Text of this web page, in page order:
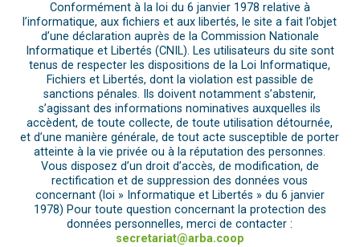
Conformément à la loi du 6 janvier 1978 relative à
l’informatique, aux fichiers et aux libertés, le site a fait l’objet
d’une déclaration auprès de la Commission Nationale
Informatique et Libertés (CNIL). Les utilisateurs du site sont
tenus de respecter les dispositions de la Loi Informatique,
Fichiers et Libertés, dont la violation est passible de
sanctions pénales. Ils doivent notamment s’abstenir,
s’agissant des informations nominatives auxquelles ils
accèdent, de toute collecte, de toute utilisation détournée,
et d’une manière générale, de tout acte susceptible de porter
atteinte à la vie privée ou à la réputation des personnes.
Vous disposez d’un droit d’accès, de modification, de
rectification et de suppression des données vous
concernant (loi » Informatique et Libertés » du 6 janvier
1978) Pour toute question concernant la protection des
données personnelles, merci de contacter :
secretariat@arba.coop